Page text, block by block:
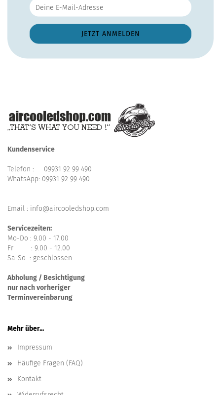
Kundenservice
Telefon : 09931 92 99 490
WhatsApp: 09931 92 99 490
Email : info@aircooledshop.com
Servicezeiten:
Mo-Do : 9.00 - 17.00
Fr : 9.00 - 12.00
Sa-So : geschlossen
Abholung / Besichtigung
nur nach vorheriger
Terminvereinbarung
Mehr über...
Impressum
Häufige Fragen (FAQ)
Kontakt